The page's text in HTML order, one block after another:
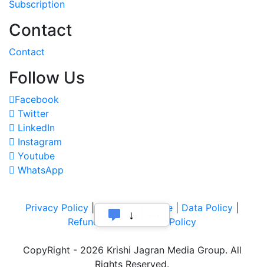
Subscription
Contact
Contact
Follow Us
Facebook
Twitter
LinkedIn
Instagram
Youtube
WhatsApp
Privacy Policy |Terms of Service Data Policy
Refund & Cancellation Policy
CopyRight - 2026 Krishi Jagran Media Group. All
Rights Reserved.